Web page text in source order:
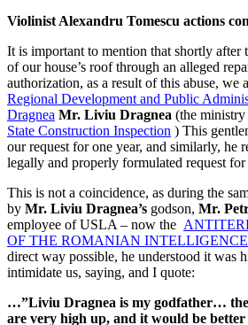
Violinist Alexandru Tomescu actions
It is important to mention that shortly after
of our house’s roof through an alleged
authorization, as a result of this abuse, we
Regional Development and Public
Dragnea Mr. Liviu Dragnea (the ministry
State Construction Inspection ) This
our request for one year, and similarly, he
legally and properly formulated request for
This is not a coincidence, as during the
by Mr. Liviu Dragnea’s godson, Mr.
employee of USLA – now the
OF THE ROMANIAN
direct way possible, he understood it was
intimidate us, saying, and I quote:
…”Liviu Dragnea is my godfather…
are very high up, and it would be